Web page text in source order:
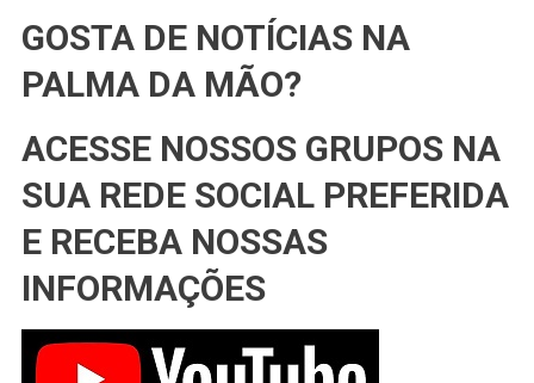
GOSTA DE NOTÍCIAS NA
PALMA DA MÃO?
ACESSE NOSSOS GRUPOS NA
SUA REDE SOCIAL PREFERIDA
E RECEBA NOSSAS
INFORMAÇÕES